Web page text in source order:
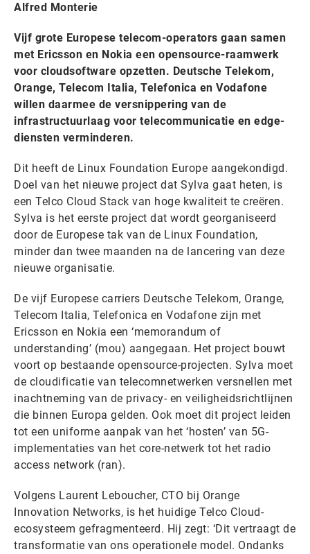
Alfred Monterie
Vijf grote Europese telecom-operators gaan samen
met Ericsson en Nokia een opensource-raamwerk
voor cloudsoftware opzetten. Deutsche Telekom,
Orange, Telecom Italia, Telefonica en Vodafone
willen daarmee de versnippering van de
infrastructuurlaag voor telecommunicatie en edge-
diensten verminderen.
Dit heeft de Linux Foundation Europe aangekondigd.
Doel van het nieuwe project dat Sylva gaat heten, is
een Telco Cloud Stack van hoge kwaliteit te creëren.
Sylva is het eerste project dat wordt georganiseerd
door de Europese tak van de Linux Foundation,
minder dan twee maanden na de lancering van deze
nieuwe organisatie.
De vijf Europese carriers Deutsche Telekom, Orange,
Telecom Italia, Telefonica en Vodafone zijn met
Ericsson en Nokia een ‘memorandum of
understanding’ (mou) aangegaan. Het project bouwt
voort op bestaande opensource-projecten. Sylva moet
de cloudificatie van telecomnetwerken versnellen met
inachtneming van de privacy- en veiligheidsrichtlijnen
die binnen Europa gelden. Ook moet dit project leiden
tot een uniforme aanpak van het ‘hosten’ van 5G-
implementaties van het core-netwerk tot het radio
access network (ran).
Volgens Laurent Leboucher, CTO bij Orange
Innovation Networks, is het huidige Telco Cloud-
ecosysteem gefragmenteerd. Hij zegt: ‘Dit vertraagt de
transformatie van ons operationele model. Ondanks